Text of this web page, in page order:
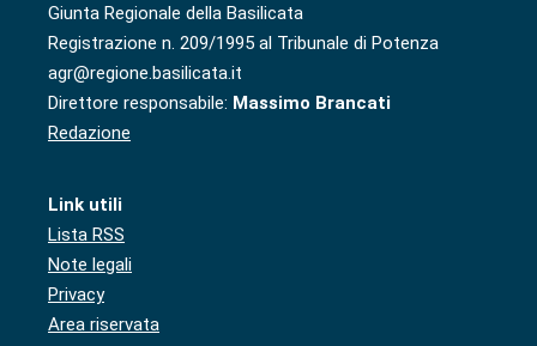
Giunta Regionale della Basilicata
Registrazione n. 209/1995 al Tribunale di Potenza
agr@regione.basilicata.it
Direttore responsabile: Massimo Brancati
Redazione
Link utili
Lista RSS
Note legali
Privacy
Area riservata